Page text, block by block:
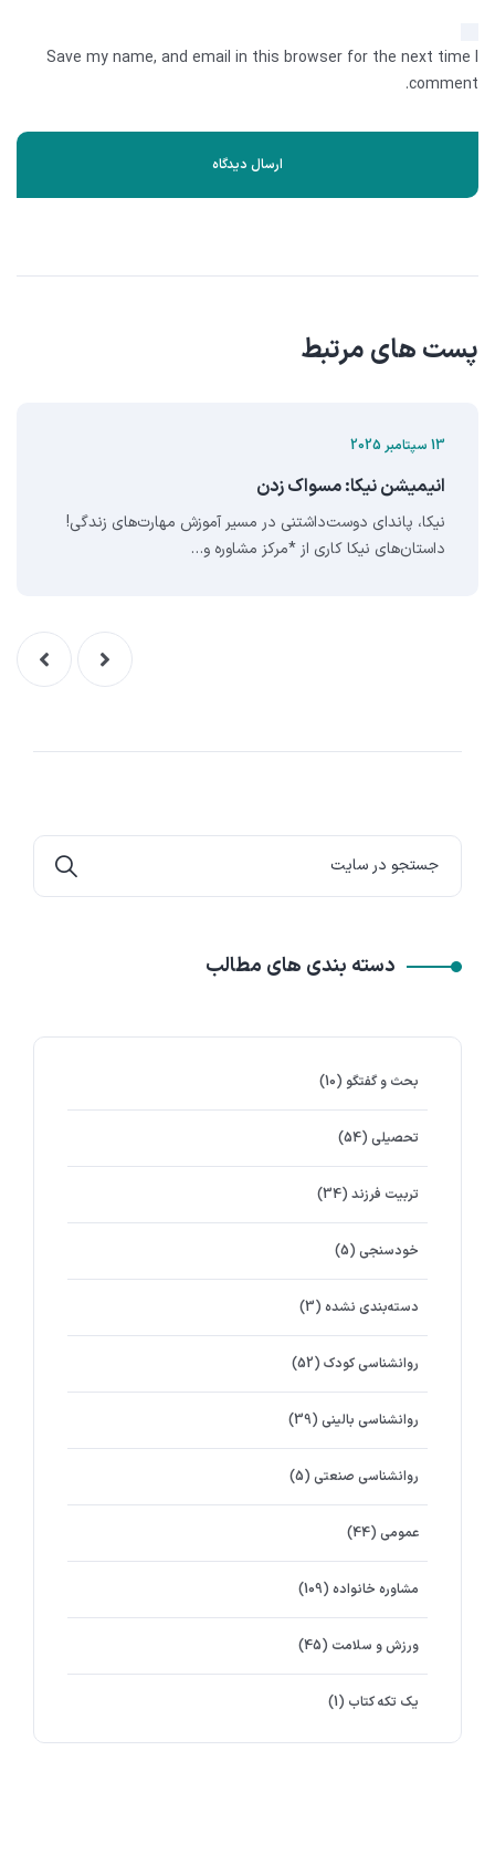
Save my name, and email in this browser for the next time I
comment.
پست های مرتبط
13 سپتامبر 2025
انيميشن نيکا: مسواک زدن
نیکا، پاندای دوست‌داشتنی در مسیر آموزش مهارت‌های زندگی!
داستان‌های نیکا کاری از *مرکز مشاوره و…
دسته بندی های مطالب
بحث و گفتگو (10)
تحصیلی (54)
تربیت فرزند (34)
خودسنجی (5)
دسته‌بندی نشده (3)
روانشناسي كودك (52)
روانشناسی بالینی (39)
روانشناسی صنعتی (5)
عمومی (44)
مشاوره خانواده (109)
ورزش و سلامت (45)
یک تکه کتاب (1)